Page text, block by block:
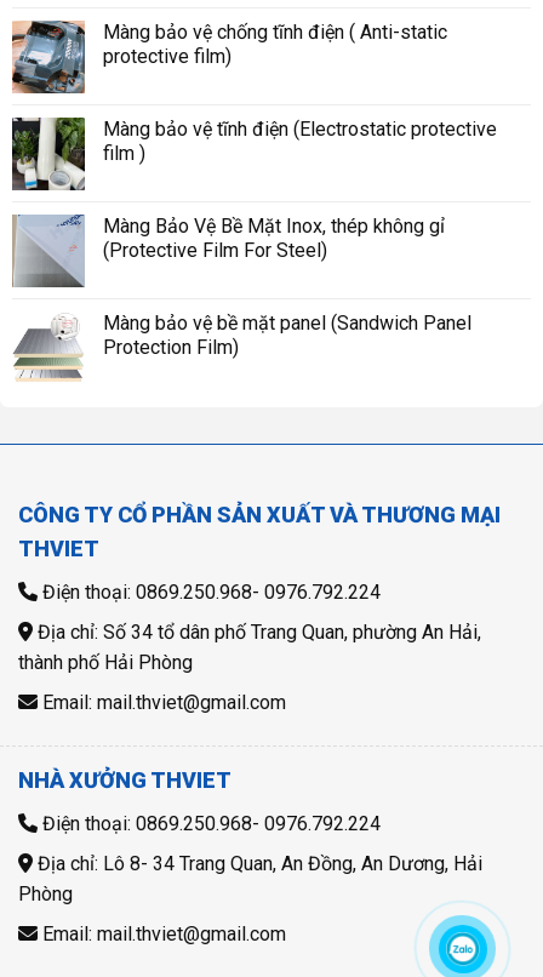
Màng bảo vệ chống tĩnh điện ( Anti-static
protective film)
Màng bảo vệ tĩnh điện (Electrostatic protective
film )
Màng Bảo Vệ Bề Mặt Inox, thép không gỉ
(Protective Film For Steel)
Màng bảo vệ bề mặt panel (Sandwich Panel
Protection Film)
CÔNG TY CỔ PHẦN SẢN XUẤT VÀ THƯƠNG MẠI
THVIET
Điện thoại: 0869.250.968- 0976.792.224
Địa chỉ: Số 34 tổ dân phố Trang Quan, phường An Hải,
thành phố Hải Phòng
Email: mail.thviet@gmail.com
NHÀ XƯỞNG THVIET
Điện thoại: 0869.250.968- 0976.792.224
Địa chỉ: Lô 8- 34 Trang Quan, An Đồng, An Dương, Hải
Phòng
Email: mail.thviet@gmail.com